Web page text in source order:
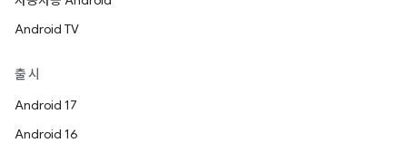
Android TV
출시
Android 17
Android 16